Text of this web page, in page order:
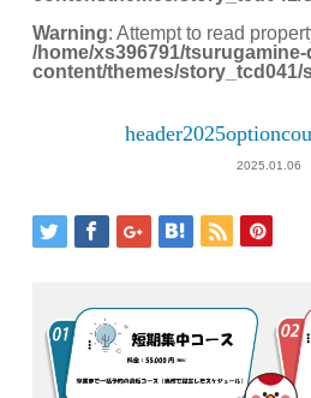
Warning: Attempt to read
/home/xs396791/
content/themes/story_tcd041/
2025.01.06